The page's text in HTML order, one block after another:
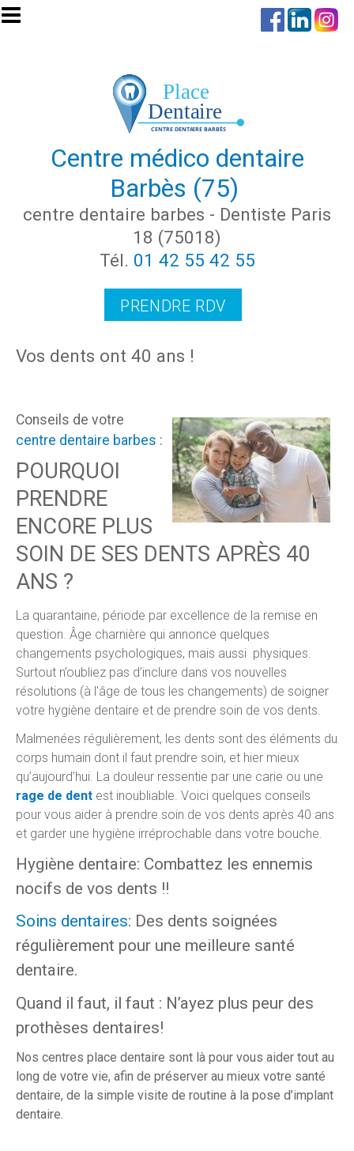
Aller au contenu principal
Centre médico dentaire
Barbès (75)
centre dentaire barbes - Dentiste Paris
18 (75018)
Tél. 01 42 55 42 55
PRENDRE RDV
Vos dents ont 40 ans !
Conseils de votre
centre dentaire barbes :
POURQUOI
PRENDRE
ENCORE PLUS
SOIN DE SES DENTS APRÈS 40
ANS ?
La quarantaine, période par excellence de la remise en
question. Âge charnière qui annonce quelques
changements psychologiques, mais aussi physiques.
Surtout n’oubliez pas d’inclure dans vos nouvelles
résolutions (à l'âge de tous les changements) de soigner
votre hygiène dentaire et de prendre soin de vos dents.
Malmenées régulièrement, les dents sont des éléments du
corps humain dont il faut prendre soin, et hier mieux
qu’aujourd’hui. La douleur ressentie par une carie ou une
rage de dent est inoubliable. Voici quelques conseils
pour vous aider à prendre soin de vos dents après 40 ans
et garder une hygiène irréprochable dans votre bouche.
Hygiène dentaire: Combattez les ennemis
nocifs de vos dents !!
Soins dentaires: Des dents soignées
régulièrement pour une meilleure santé
dentaire.
Quand il faut, il faut : N’ayez plus peur des
prothèses dentaires!
Nos centres place dentaire sont là pour vous aider tout au
long de votre vie, afin de préserver au mieux votre santé
dentaire, de la simple visite de routine à la pose d’implant
dentaire.